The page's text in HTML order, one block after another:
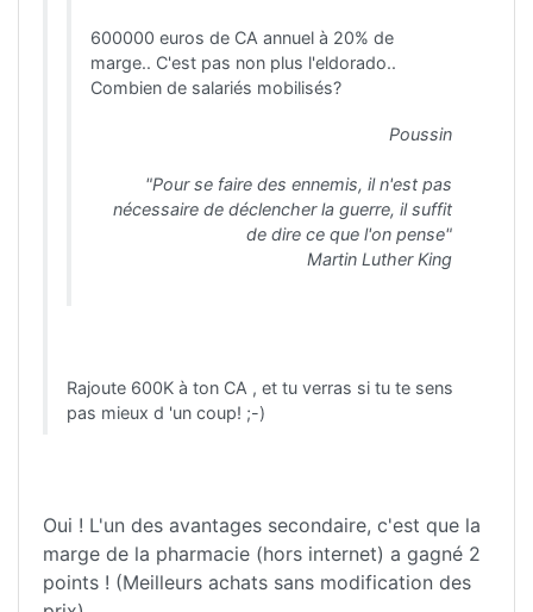
600000 euros de CA annuel à 20% de
marge.. C'est pas non plus l'eldorado..
Combien de salariés mobilisés?
Poussin
"Pour se faire des ennemis, il n'est pas
nécessaire de déclencher la guerre, il suffit
de dire ce que l'on pense"
Martin Luther King
Rajoute 600K à ton CA , et tu verras si tu te sens
pas mieux d 'un coup! ;-)
Oui ! L'un des avantages secondaire, c'est que la
marge de la pharmacie (hors internet) a gagné 2
points ! (Meilleurs achats sans modification des